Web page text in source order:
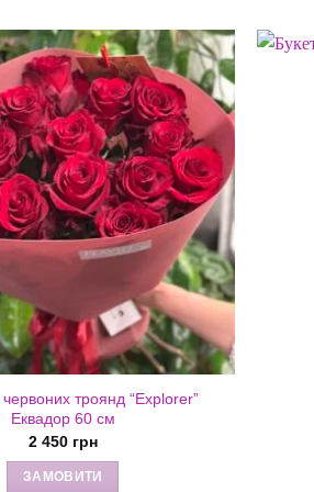
червоних троянд “Explorer”
Еквадор 60 см
2 450 грн
ЗАМОВИТИ